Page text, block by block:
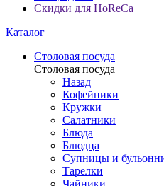
Скидки для HoReCa
Каталог
Столовая посуда
Столовая посуда
Назад
Кофейники
Кружки
Салатники
Блюда
Блюдца
Супницы и
Тарелки
Чайники